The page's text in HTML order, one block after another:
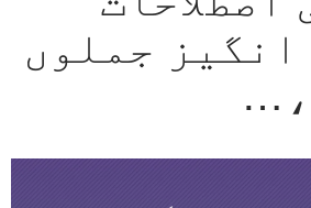
انگیز جملوں